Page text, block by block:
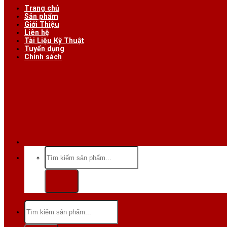
Trang chủ
Sản phẩm
Giới Thiệu
Liên hệ
Tài Liệu Kỹ Thuật
Tuyển dụng
Chính sách
Tìm
kiếm:
Tìm
kiếm: